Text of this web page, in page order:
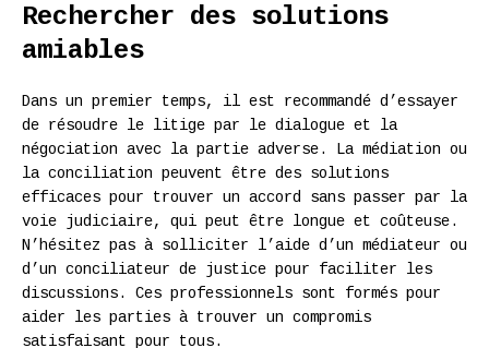
Rechercher des solutions
amiables
Dans un premier temps, il est recommandé d’essayer
de résoudre le litige par le dialogue et la
négociation avec la partie adverse. La médiation ou
la conciliation peuvent être des solutions
efficaces pour trouver un accord sans passer par la
voie judiciaire, qui peut être longue et coûteuse.
N’hésitez pas à solliciter l’aide d’un médiateur ou
d’un conciliateur de justice pour faciliter les
discussions. Ces professionnels sont formés pour
aider les parties à trouver un compromis
satisfaisant pour tous.